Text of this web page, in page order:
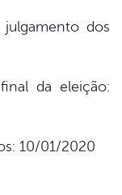
dos
da eleição:
10/01/2020